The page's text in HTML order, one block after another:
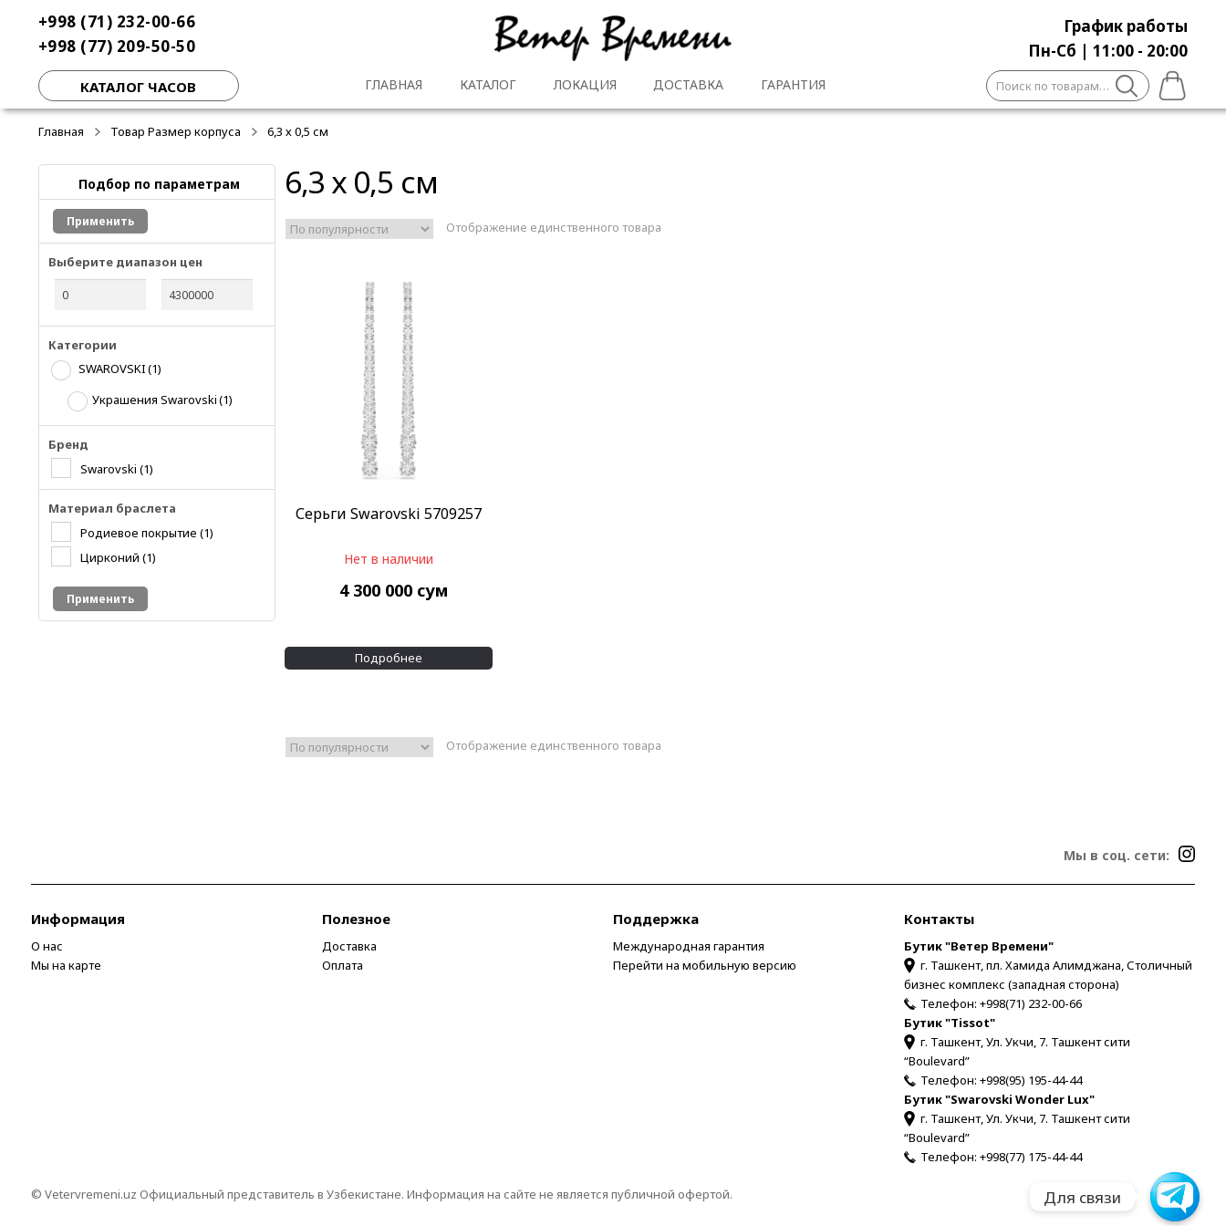
навигации
содержимому
+998 (71) 232-00-66
+998 (77) 209-50-50
График работы
Пн-Сб | 11:00 - 20:00
КАТАЛОГ ЧАСОВ ГЛАВНАЯ КАТАЛОГ ЛОКАЦИЯ ДОСТАВКА ГАРАНТИЯ Искать:
Главная Товар Размер корпуса 6,3 х 0,5 см
Подбор по параметрам
Применить
Выберите диапазон цен
Категории
SWAROVSKI(1)
Украшения Swarovski(1)
Бренд
Swarovski (1)
Материал браслета
Родиевое покрытие (1)
Цирконий (1)
Применить
6,3 х 0,5 см
Отображение единственного товара
Серьги Swarovski 5709257
Нет в наличии
4 300 000 сум
Подробнее
Отображение единственного товара
Мы в соц. сети:
Информация
О нас
Мы на карте
Полезное
Доставка
Оплата
Поддержка
Международная гарантия
Перейти на мобильную версию
Контакты
Бутик "Ветер Времени"
г. Ташкент, пл. Хамида Алимджана, Столичный
бизнес комплекс (западная сторона)
Телефон: +998(71) 232-00-66
Бутик "Tissot"
г. Ташкент, Ул. Укчи, 7. Ташкент сити
“Boulevard”
Телефон: +998(95) 195-44-44
Бутик "Swarovski Wonder Lux"
г. Ташкент, Ул. Укчи, 7. Ташкент сити
“Boulevard”
Телефон: +998(77) 175-44-44
© Vetervremeni.uz Официальный представитель в Узбекистане. Информация на сайте не является публичной офертой. Для связи